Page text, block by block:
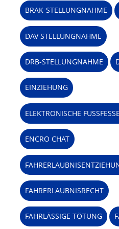
BRAK-STELLUNGNAHME
DAV STELLUNGNAHME
DRB-STELLUNGNAHME
EINZIEHUNG
ELEKTRONISCHE FUSSFESSEL
ENCRO CHAT
FAHRERLAUBNISRECHT
FAHRLÄSSIGE TÖTUNG